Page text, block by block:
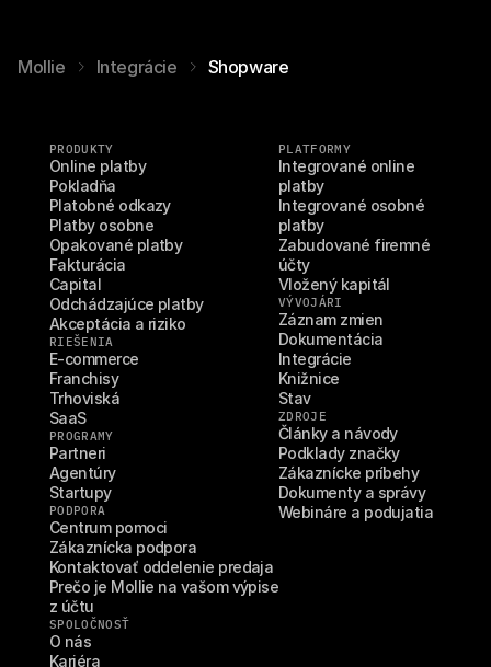
Mollie Integrácie Shopware
PRODUKTY
Online platby
Pokladňa
Platobné odkazy
Platby osobne
Opakované platby
Fakturácia
Capital
Odchádzajúce platby
Akceptácia a riziko
RIEŠENIA
E-commerce
Franchisy
Trhoviská
SaaS
PROGRAMY
Partneri
Agentúry
Startupy
PODPORA
Centrum pomoci
Zákaznícka podpora
Kontaktovať oddelenie predaja
Prečo je Mollie na vašom výpise
z účtu
SPOLOČNOSŤ
O nás
Kariéra
PLATFORMY
Integrované online
platby
Integrované osobné
platby
Zabudované firemné
účty
Vložený kapitál
VÝVOJÁRI
Záznam zmien
Dokumentácia
Integrácie
Knižnice
Stav
ZDROJE
Články a návody
Podklady značky
Zákaznícke príbehy
Dokumenty a správy
Webináre a podujatia